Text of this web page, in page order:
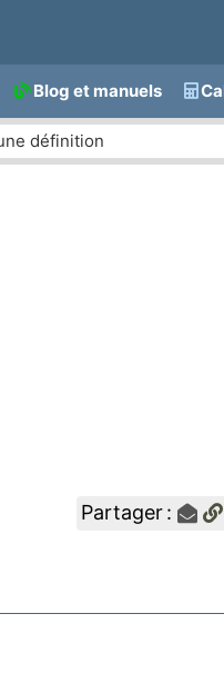
Blog et manuels
Partager :